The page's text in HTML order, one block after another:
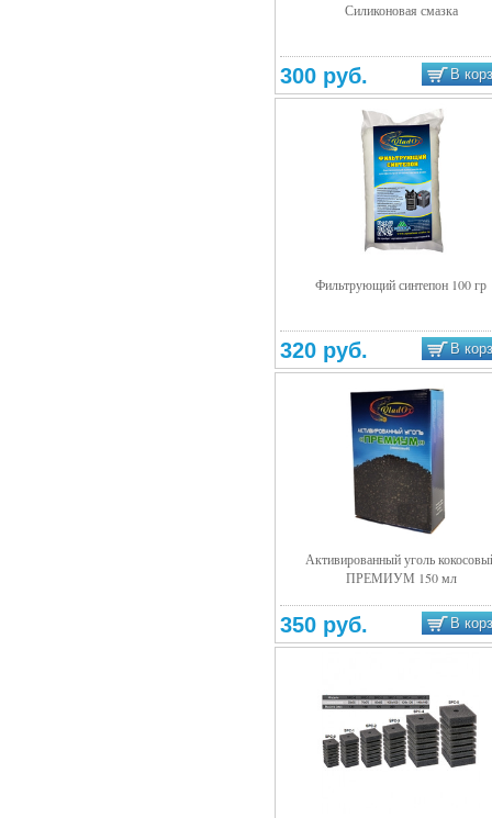
Силиконовая смазка
300 руб. В
Фильтрующий синтепон 100 гр
320 руб. В
Активированный уголь
ПРЕМИУМ 150 мл
350 руб. В